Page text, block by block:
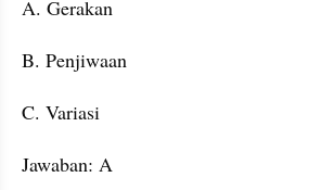
A. Gerakan
B. Penjiwaan
C. Variasi
Jawaban: A